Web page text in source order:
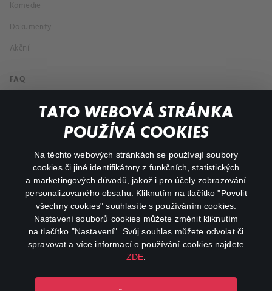
TATO WEBOVÁ STRÁNKA
POUŽÍVÁ COOKIES
Na těchto webových stránkách se používají soubory
cookies či jiné identifikátory z funkčních, statistických
a marketingových důvodů, jakož i pro účely zobrazování
personalizovaného obsahu. Kliknutím na tlačítko "Povolit
všechny cookies" souhlasíte s používáním cookies.
Nastavení souborů cookies můžete změnit kliknutím
na tlačítko "Nastavení". Svůj souhlas můžete odvolat či
spravovat a více informací o používání cookies najdete
ZDE
Komedie
Dokumenty
Akční
FAQ
Můj účet
Důležité odkazy
facebookinstagram
youtube